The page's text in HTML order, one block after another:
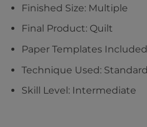
Finished Size: Multiple
Final Product: Quilt
Paper Templates Included
Technique Used:
Skill Level: Intermediate